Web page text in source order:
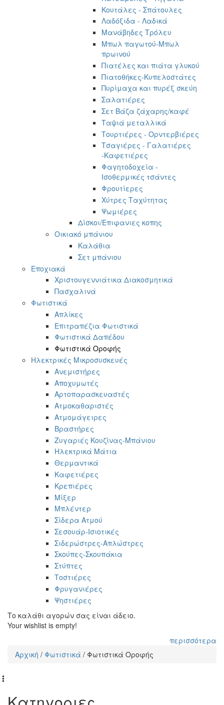
Κουτάλες - Σπάτουλες
Λαδόξιδα - Λαδικά
Μανάβηδες Τρόλευ
Μπωλ παγωτού-Μπωλ
πρωινού
Πιατέλες και πιάτα γλυκού
Πιατοθήκες-Κυπελοστάτες
Πυρίμαχα και πυρέξ σκεύη
Σαλατιέρες
Σετ Βάζα ζάχαρης/καφέ
Ταψιά μεταλλικά
Τουρτιέρες - Ορντερβιέρες
Τσαγιέρες - Γαλατιέρες
-Καφετιέρες
Φαγητοδοχεία -
Ισοθερμικές τσάντες
Φρουτίερες
Χύτρες Ταχύτητας
Ψωμιέρες
Δίσκοι/Επιφανιες κοπης
Οικιακό μπάνιου
Καλάθια
Σετ μπάνιου
Εποχιακά
Χριστουγεννιάτικα Διακοσμητικά
Πασχαλινά
Φωτιστικά
Απλίκες
Επιτραπέζια Φωτιστικά
Φωτιστικά Δαπέδου
Φωτιστικά Οροφής
Ηλεκτρικές Μικροσυσκευές
Ανεμιστήρες
Αποχυμωτές
Αρτοπαρασκευαστές
Ατμοκαθαριστές
Ατμομάγειρες
Βραστήρες
Ζυγαριές Κουζίνας-Μπάνιου
Ηλεκτρικά Μάτια
Θερμαντικά
Καφετιέρες
Κρεπιέρες
Μίξερ
Μπλέντερ
Σίδερα Ατμού
Σεσουάρ-Ισιοτικές
Σιδερώστρες-Απλώστρες
Σκούπες-Σκουπάκια
Στύπτες
Τοστιέρες
Φρυγανιέρες
Ψηστιέρες
Το καλάθι αγορών σας είναι άδειο.
Your wishlist is empty!
περισσότερα
Είστε εδώ
Αρχική / Φωτιστικά / Φωτιστικά Οροφής